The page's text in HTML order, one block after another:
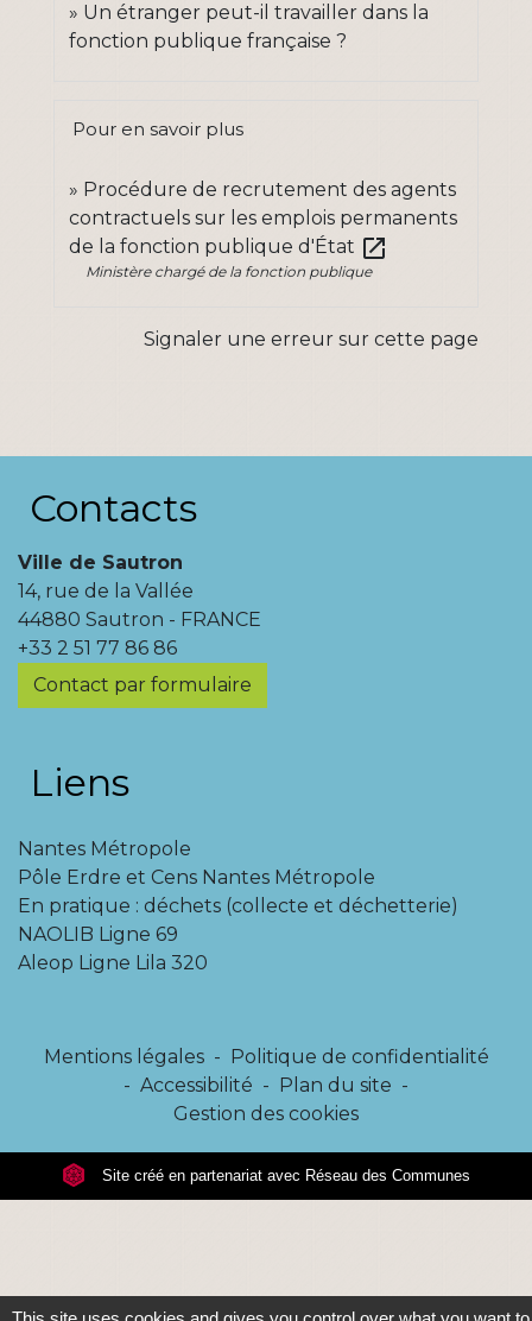
Un étranger peut-il travailler dans la
fonction publique française ?
Pour en savoir plus
Procédure de recrutement des agents
contractuels sur les emplois permanents
de la fonction publique d'État open_in_new
Ministère chargé de la fonction publique
Signaler une erreur sur cette page
Contacts
Ville de Sautron
14, rue de la Vallée
44880 Sautron - FRANCE
+33 2 51 77 86 86
Contact par formulaire
Liens
Nantes Métropole
Pôle Erdre et Cens Nantes Métropole
En pratique : déchets (collecte et déchetterie)
NAOLIB Ligne 69
Aleop Ligne Lila 320
Mentions légales - Politique de confidentialité
- Accessibilité - Plan du site -
Gestion des cookies
Site créé en partenariat avec Réseau des Communes